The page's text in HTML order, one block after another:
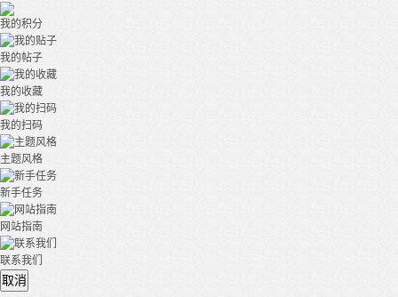
我的积分
我的帖子
我的收藏
我的扫码
主题风格
新手任务
网站指南
联系我们
取消